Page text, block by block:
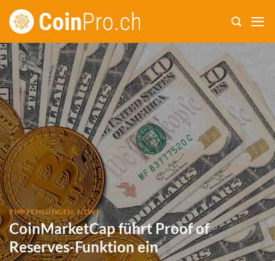
Zum
Inhalt
EMPFEHLUNGEN,NEWS
CoinMarketCap führt Proof of
Reserves-Funktion ein